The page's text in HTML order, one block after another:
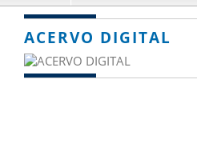
ACERVO DIGITAL